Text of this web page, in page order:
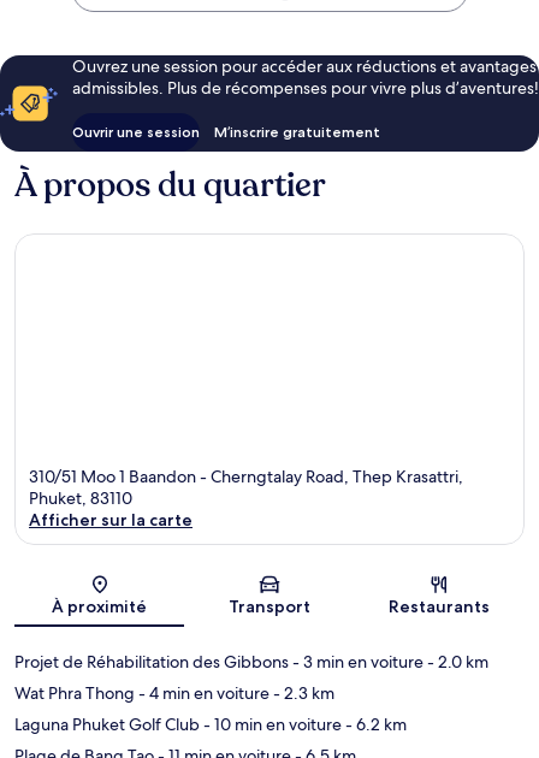
Ouvrez une session pour accéder aux réductions et avantages
admissibles. Plus de récompenses pour vivre plus d’aventures!
Ouvrir une session M’inscrire gratuitement
À propos du quartier
310/51 Moo 1 Baandon - Cherngtalay Road, Thep Krasattri,
Phuket, 83110
Afficher sur la carte
À proximité Transport Restaurants
Projet de Réhabilitation des Gibbons- 3 min en voiture- 2.0 km
Wat Phra Thong - 4 min en voiture- 2.3 km
Laguna Phuket Golf Club- 10 min en voiture- 6.2 km